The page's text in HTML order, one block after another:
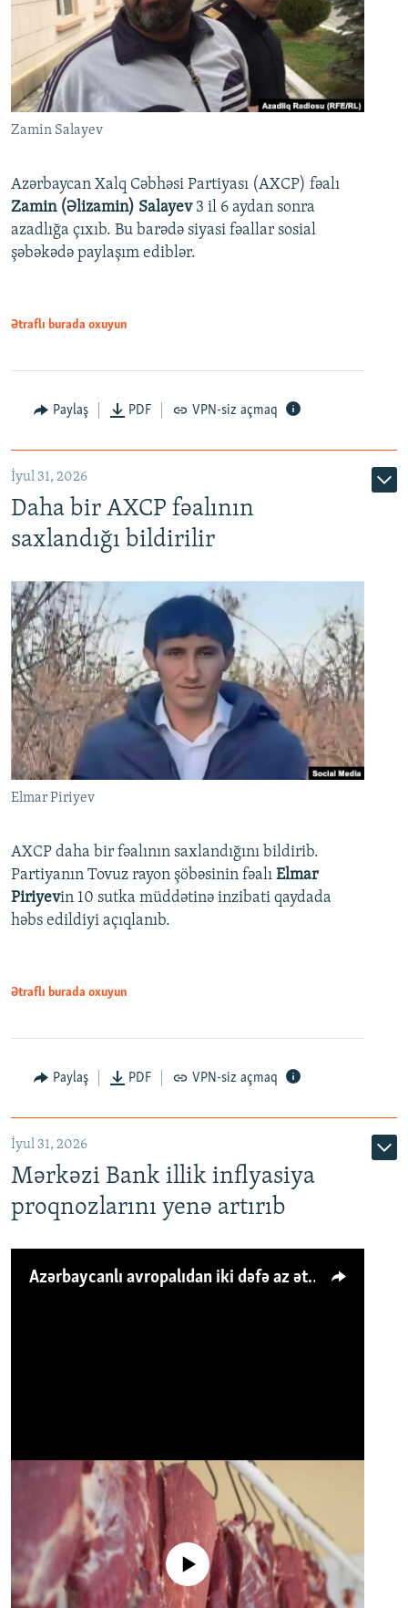
Zamin Salayev
Azərbaycan Xalq Cəbhəsi Partiyası (AXCP) fəalı
Zamin (Əlizamin) Salayev 3 il 6 aydan sonra
azadlığa çıxıb. Bu barədə siyasi fəallar sosial
şəbəkədə paylaşım ediblər.
Ətraflı burada oxuyun
Paylaş PDF VPN-siz açmaq
İyul 31, 2026
Daha bir AXCP fəalının
saxlandığı bildirilir
Elmar Piriyev
AXCP daha bir fəalının saxlandığını bildirib.
Partiyanın Tovuz rayon şöbəsinin fəalı Elmar
Piriyevin 10 sutka müddətinə inzibati qaydada
həbs edildiyi açıqlanıb.
Ətraflı burada oxuyun
Paylaş PDF VPN-siz açmaq
İyul 31, 2026
Mərkəzi Bank illik inflyasiya
proqnozlarını yenə artırıb
Azərbaycanlı avropalıdan iki dəfə az ət yeyir, amma... 'Qiymət artımı qaçılmazdır'
No media source currently available